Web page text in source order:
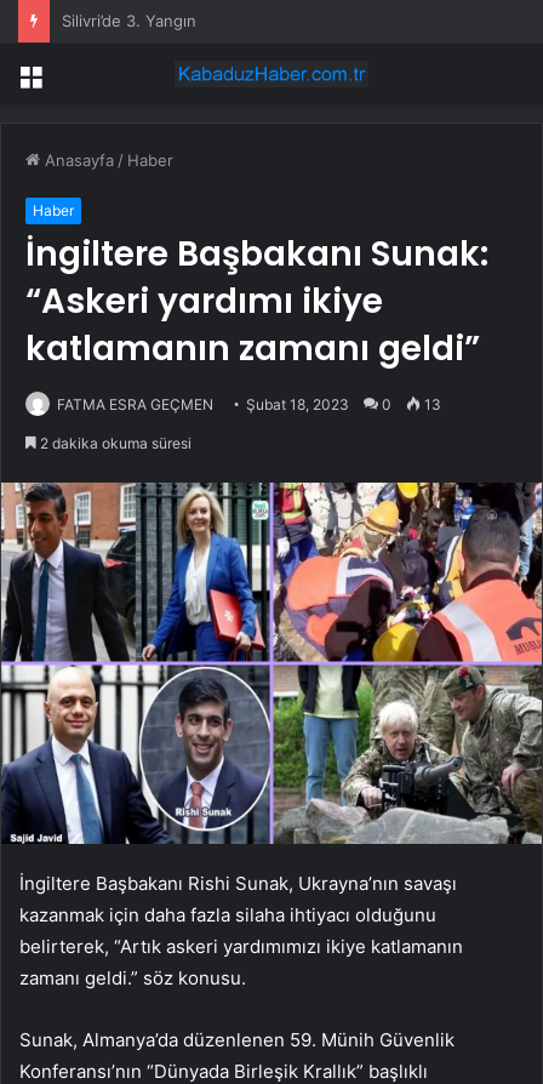
Menü
Anasayfa / Haber
Haber
İngiltere Başbakanı Sunak:
“Askeri yardımı ikiye
katlamanın zamanı geldi”
FATMA ESRA GEÇMEN Şubat 18, 2023 0 13
2 dakika okuma süresi
İngiltere Başbakanı Rishi Sunak, Ukrayna’nın savaşı
kazanmak için daha fazla silaha ihtiyacı olduğunu
belirterek, “Artık askeri yardımımızı ikiye katlamanın
zamanı geldi.” söz konusu.
Sunak, Almanya’da düzenlenen 59. Münih Güvenlik
Konferansı’nın “Dünyada Birleşik Krallık” başlıklı